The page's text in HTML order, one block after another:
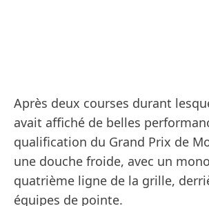
Après deux courses durant
avait affiché de belles
qualification du Grand Prix de
une douche froide, avec un
quatrième ligne de la grille,
équipes de pointe.